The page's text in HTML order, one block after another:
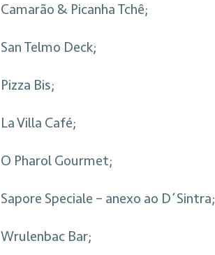
Camarão & Picanha Tchê;
San Telmo Deck;
Pizza Bis;
La Villa Café;
O Pharol Gourmet;
Sapore Speciale – anexo ao D´Sintra;
Wrulenbac Bar;